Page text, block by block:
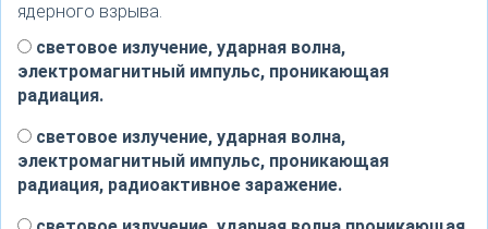
ядерного взрыва.
световое излучение, ударная волна,
электромагнитный импульс, проникающая
радиация.
световое излучение, ударная волна,
электромагнитный импульс, проникающая
радиация, радиоактивное заражение.